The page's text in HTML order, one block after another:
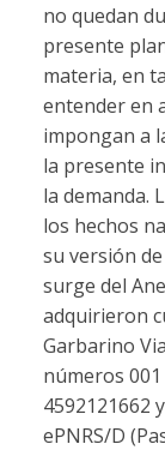
no quedan
presente
materia, en
entender en
impongan a
la presente
la demanda.
los hechos
su versión
surge del
adquirieron
Garbarino
números 001
4592121662
ePNRS/D